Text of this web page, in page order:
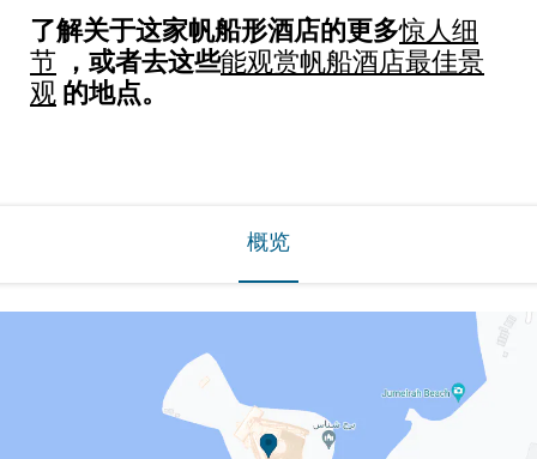
了解关于这家帆船形酒店的更多惊人细
节 ，或者去这些能观赏帆船酒店最佳景
观的地点。
概览